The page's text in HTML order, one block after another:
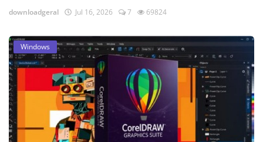
downloadgeral Jul 16, 2026 7 69824
Windows